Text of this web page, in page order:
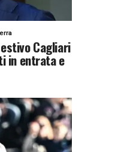
Cagliari
in entrata e